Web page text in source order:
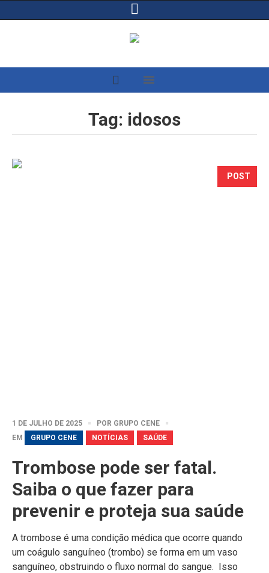
Tag: idosos
POST
1 DE JULHO DE 2025 POR GRUPO CENE
EM
GRUPO CENE NOTÍCIAS SAÚDE
Trombose pode ser fatal.
Saiba o que fazer para
prevenir e proteja sua saúde
A trombose é uma condição médica que ocorre quando
um coágulo sanguíneo (trombo) se forma em um vaso
sanguíneo, obstruindo o fluxo normal do sangue. Isso